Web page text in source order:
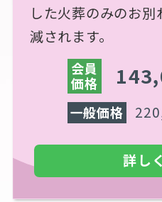
した火葬のみのお
減されます。
会員
価格
一般価格
詳し